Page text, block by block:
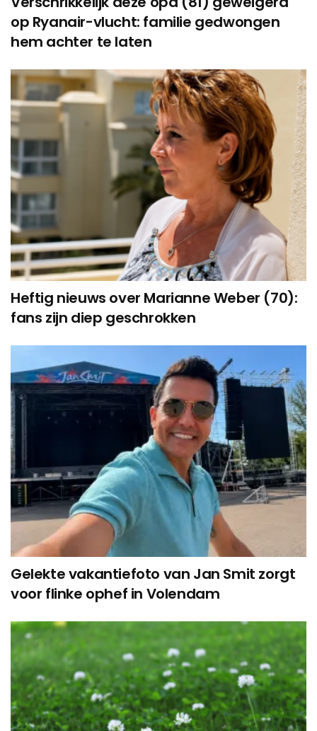
op Ryanair-vlucht: familie gedwongen
hem achter te laten
Heftig nieuws over Marianne Weber (70):
fans zijn diep geschrokken
Gelekte vakantiefoto van Jan Smit zorgt
voor flinke ophef in Volendam